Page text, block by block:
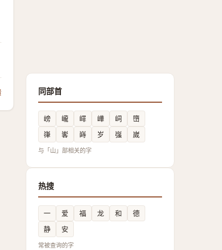
同部首
嵭 巄 嶵 㠏 㟃
嶞
嵂
㟯 嵵 岁 嵹 嵗
与「山」部相关的字
热搜
一 爱 福 龙 和
德
静
安
常被查询的字